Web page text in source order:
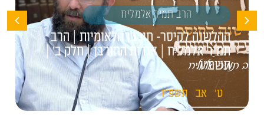
הרב תמיר אלמליח
ההלשנה לקיסר- חורבן הלאומיות | הרב
תמיר אלמליח | אגדות החורבן | חלק ב' |
תשפ"ו
ט' אב תשפ"ו